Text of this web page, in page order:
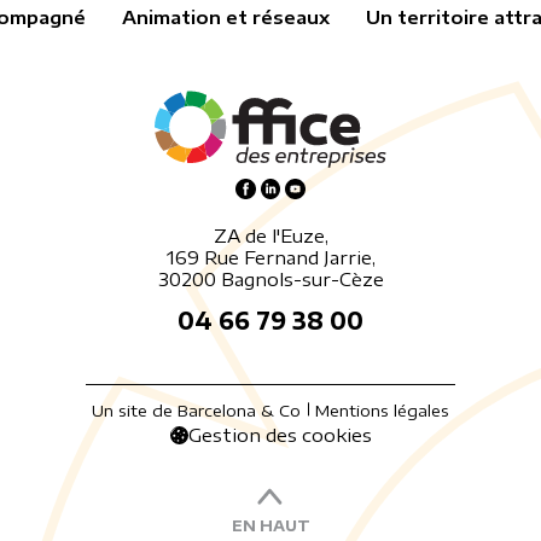
Animation et réseaux Un territoire
ZA de l'Euze,
169 Rue Fernand Jarrie,
30200 Bagnols-sur-Cèze
04 66 79 38 00
Un site de Barcelona & Co Mentions légales
Gestion des cookies
EN HAUT